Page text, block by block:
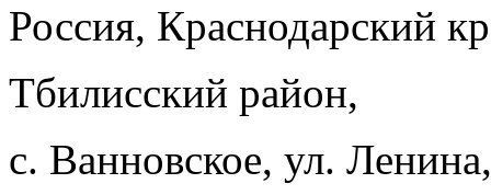
Россия, Краснодарский
Тбилисский район,
с. Ванновское, ул.